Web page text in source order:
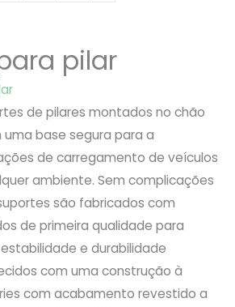
pilar
de pilares montados no chão
base segura para a
de carregamento de veículos
ambiente. Sem complicações
são fabricados com
de primeira qualidade para
e durabilidade
com uma construção à
com acabamento revestido a